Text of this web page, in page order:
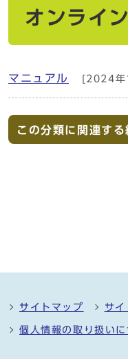
オンライ
マニュアル [2024年
この分類に関連する
サイトマップ サイ
個人情報の取り扱いに